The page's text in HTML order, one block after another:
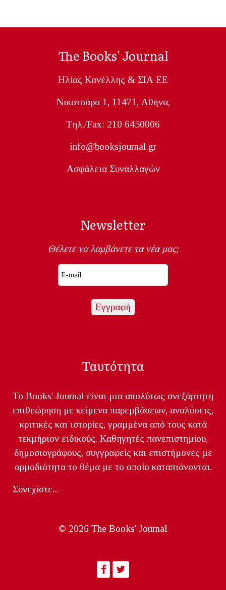
The Books' Journal
Ηλίας Κανέλλης & ΣΙΑ ΕΕ
Nικοτσάρα 1, 11471, Aθήνα,
Tηλ./Fax: 210 6450006
info@booksjournal.gr
Ασφάλεια Συναλλαγών
Newsletter
Θέλετε να λαμβάνετε τα νέα μας;
Ταυτότητα
Το Books' Journal είναι μια απολύτως ανεξάρτητη
επιθεώρηση με κείμενα παρεμβάσεων, αναλύσεις,
κριτικές και ιστορίες, γραμμένα από τους κατά
τεκμήριον ειδικούς. Καθηγητές πανεπιστημίου,
δημοσιογράφους, συγγραφείς και επιστήμονες με
αρμοδιότητα το θέμα με το οποίο καταπιάνονται.
Συνεχίστε...
© 2026 The Books' Journal